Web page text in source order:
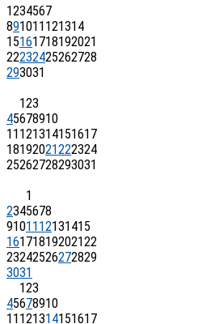
1234567
891011121314
15161718192021
22232425262728
293031
123
45678910
11121314151617
18192021222324
25262728293031
1
2345678
9101112131415
16171819202122
23242526272829
3031
123
45678910
11121314151617